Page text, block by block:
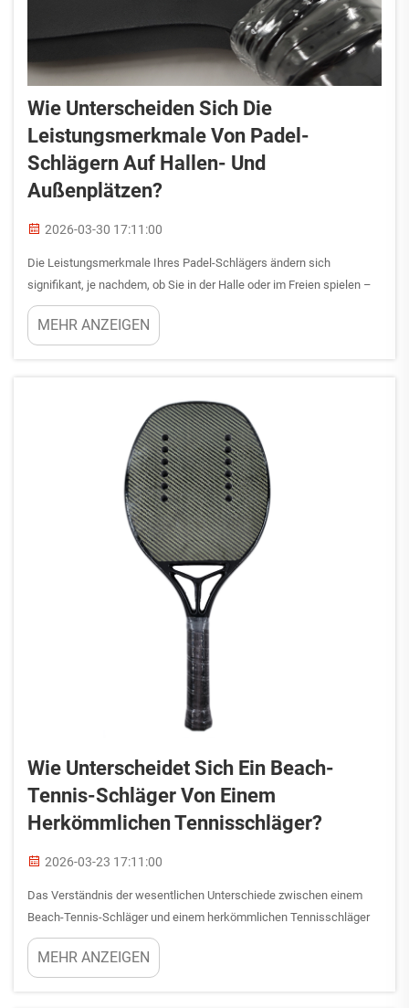
Wie Unterscheiden Sich Die
Leistungsmerkmale Von Padel-
Schlägern Auf Hallen- Und
Außenplätzen?
2026-03-30 17:11:00
Die Leistungsmerkmale Ihres Padel-Schlägers ändern sich
signifikant, je nachdem, ob Sie in der Halle oder im Freien spielen –
mit Auswirkungen auf alles von der Ballgeschwindigkeit bis zur Spin-
Kontrolle. Umgebungsbedingungen wie Temperatur, Luftfeuchtigkeit
MEHR ANZEIGEN
Wie Unterscheidet Sich Ein Beach-
Tennis-Schläger Von Einem
Herkömmlichen Tennisschläger?
2026-03-23 17:11:00
Das Verständnis der wesentlichen Unterschiede zwischen einem
Beach-Tennis-Schläger und einem herkömmlichen Tennisschläger
ist für Spieler, die entweder Sportart in Erwägung ziehen, oder für
alle, die sich für Ausrüstungsvarianten interessieren, unerlässlich.
MEHR ANZEIGEN